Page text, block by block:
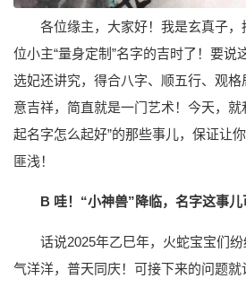
各位缘主，大家好！我是玄真子
位小主“量身定制”名字的吉时了！要说
选妃还讲究，得合八字、顺五行、观
意吉祥，简直就是一门艺术！今天，就
起名字怎么起好”的那些事儿，保证让
匪浅！
B 哇！“小神兽”降临，名字这事儿
话说2025年乙巳年，火蛇宝宝们
气洋洋，普天同庆！可接下来的问题